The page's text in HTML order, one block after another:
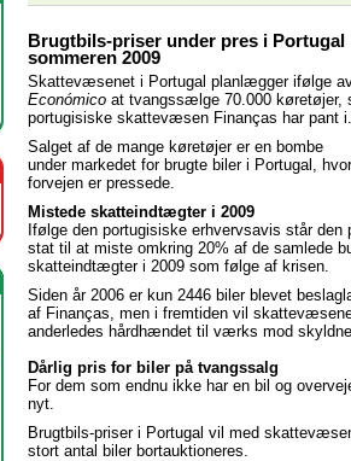
Brugtbils-priser under pres i Portugal
sommeren 2009
Skattevæsenet i Portugal planlægger ifølge
Económico at tvangssælge 70.000 køretøjer,
portugisiske skattevæsen Finanças har pant i.
Salget af de mange køretøjer er en bombe
under markedet for brugte biler i Portugal,
forvejen er pressede.
Mistede skatteindtægter i 2009
Ifølge den portugisiske erhvervsavis står den
stat til at miste omkring 20% af de samlede
skatteindtægter i 2009 som følge af krisen.
Siden år 2006 er kun 2446 biler blevet
af Finanças, men i fremtiden vil
anderledes hårdhændet til værks mod
Dårlig pris for biler på tvangssalg
For dem som endnu ikke har en bil og
nyt.
Brugtbils-priser i Portugal vil med
stort antal biler bortauktioneres.